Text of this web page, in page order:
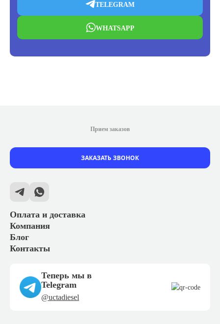
TELEGRAM
WHATSAPP
Оплата и доставка
Компания
Блог
Контакты
Прием заказов
ЗАКАЗАТЬ ЗВОНОК
Теперь мы в
Telegram
@uctadiesel